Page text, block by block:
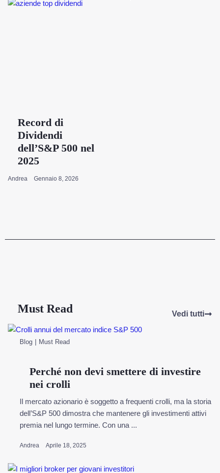
Record di
Dividendi
dell’S&P 500 nel
2025
Andrea Gennaio 8, 2026
Must Read Vedi tutti
Blog Must Read
Perché non devi smettere di investire
nei crolli
Il mercato azionario è soggetto a frequenti crolli, ma la storia
dell’S&P 500 dimostra che mantenere gli investimenti attivi
premia nel lungo termine. Con una ...
Andrea Aprile 18, 2025